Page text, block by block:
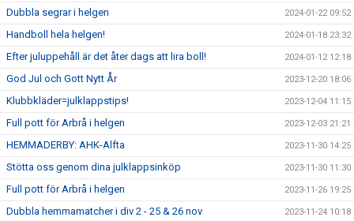
Dubbla segrar i helgen 2024-01-22 09:52
Handboll hela helgen! 2024-01-18 23:32
Efter juluppehåll är det åter dags att lira boll! 2024-01-12 12:18
God Jul och Gott Nytt År 2023-12-20 18:06
Klubbkläder=julklappstips! 2023-12-04 11:15
Full pott för Arbrå i helgen 2023-12-03 21:21
HEMMADERBY: AHK-Alfta 2023-11-30 14:25
Stötta oss genom dina julklappsinköp 2023-11-30 11:30
Full pott för Arbrå i helgen 2023-11-26 19:25
Dubbla hemmamatcher i div 2 - 25 & 26 nov 2023-11-24 10:18